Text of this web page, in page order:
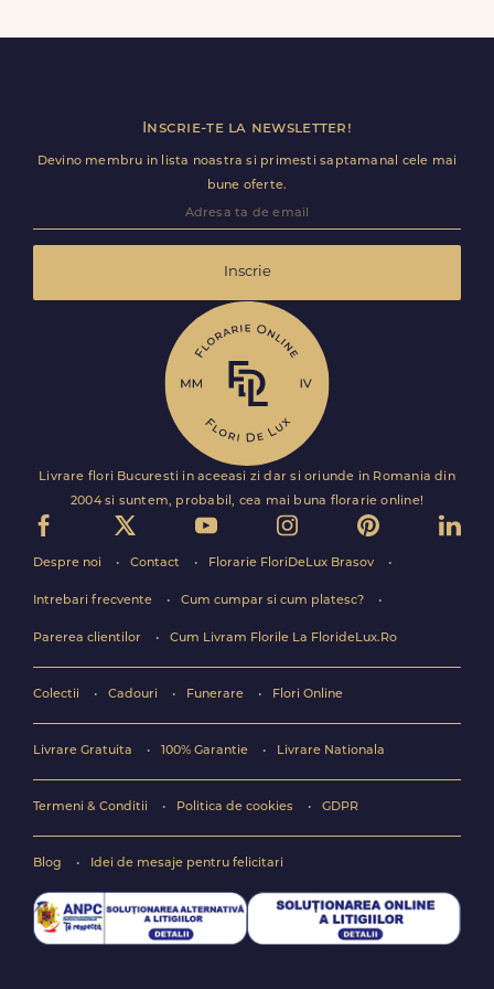
detalii utile (nume receptie, etaj, salon) ca livrarea sa
Inscrie-te la newsletter!
Devino membru in lista noastra si primesti saptamanal cele mai
bune oferte.
Inscrie
Livrare flori Bucuresti in aceeasi zi dar si oriunde in Romania din
2004 si suntem, probabil, cea mai buna florarie online!
Despre noi Contact Florarie FloriDeLux Brasov
Intrebari frecvente Cum cumpar si cum platesc?
Parerea clientilor Cum Livram Florile La FlorideLux.Ro
Colectii Cadouri Funerare Flori Online
Livrare Gratuita 100% Garantie Livrare Nationala
Termeni & Conditii Politica de cookies GDPR
Blog Idei de mesaje pentru felicitari